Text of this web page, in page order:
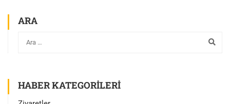
ARA
HABER KATEGORILERI